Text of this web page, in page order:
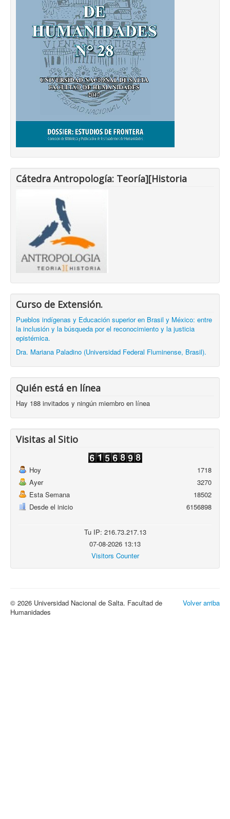
Cátedra Antropología: Teoría][Historia
Curso de Extensión.
Pueblos indígenas y Educación superior en Brasil y México: entre
la inclusión y la búsqueda por el reconocimiento y la justicia
epistémica.
Dra. Mariana Paladino (Universidad Federal Fluminense, Brasil).
Quién está en línea
Hay 188 invitados y ningún miembro en línea
Visitas al Sitio
Hoy
Ayer
Esta Semana
Desde el inicio
1718
3270
18502
6156898
Tu IP: 216.73.217.13
07-08-2026 13:13
Visitors Counter
Volver arriba
© 2026 Universidad Nacional de Salta. Facultad de
Humanidades